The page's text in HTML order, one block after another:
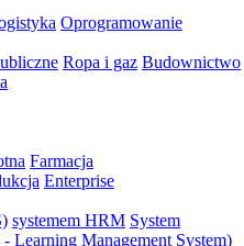
Oprogramowanie
Ropa i gaz Budownictwo
Farmacja
Enterprise
systemem HRM System
Learning Management System)